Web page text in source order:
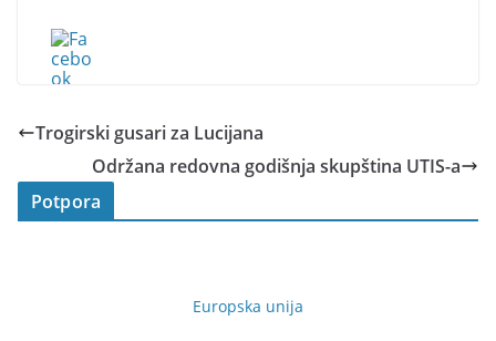
Trogirski gusari za Lucijana
Održana redovna godišnja skupština UTIS-a
Potpora
Europska unija